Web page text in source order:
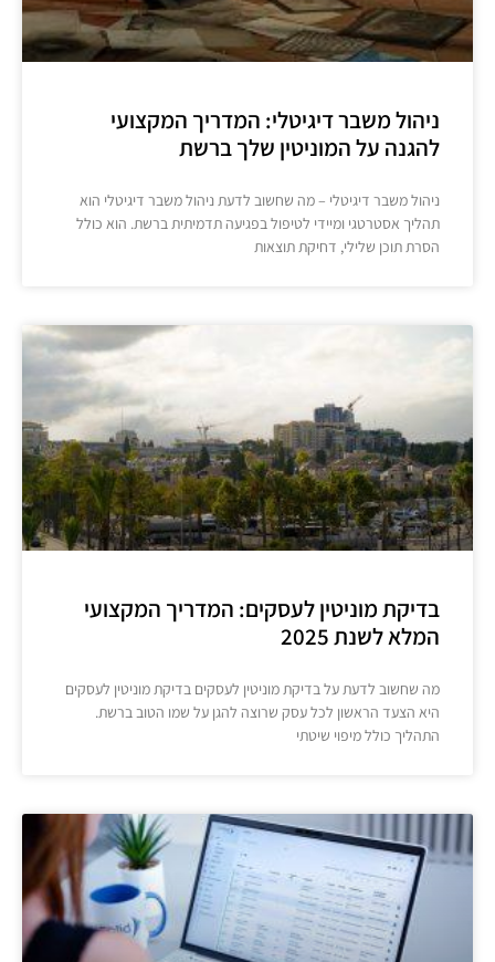
ניהול משבר דיגיטלי: המדריך המקצועי
להגנה על המוניטין שלך ברשת
ניהול משבר דיגיטלי – מה שחשוב לדעת ניהול משבר דיגיטלי הוא
תהליך אסטרטגי ומיידי לטיפול בפגיעה תדמיתית ברשת. הוא כולל
הסרת תוכן שלילי, דחיקת תוצאות
בדיקת מוניטין לעסקים: המדריך המקצועי
המלא לשנת 2025
מה שחשוב לדעת על בדיקת מוניטין לעסקים בדיקת מוניטין לעסקים
היא הצעד הראשון לכל עסק שרוצה להגן על שמו הטוב ברשת.
התהליך כולל מיפוי שיטתי